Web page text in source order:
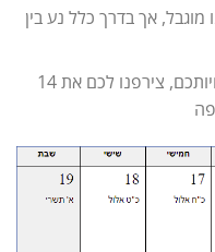
מוגבל, אך בדרך כלל נע בין
ניתן לבחור כל תאריך שתרצו, ולנוחיותכם, צירפנו לכם את 14